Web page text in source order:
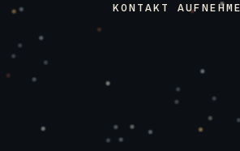
KONTAKT